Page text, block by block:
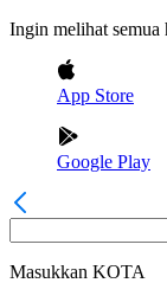
Ingin melihat
App Store
Google Play
Masukkan KOTA